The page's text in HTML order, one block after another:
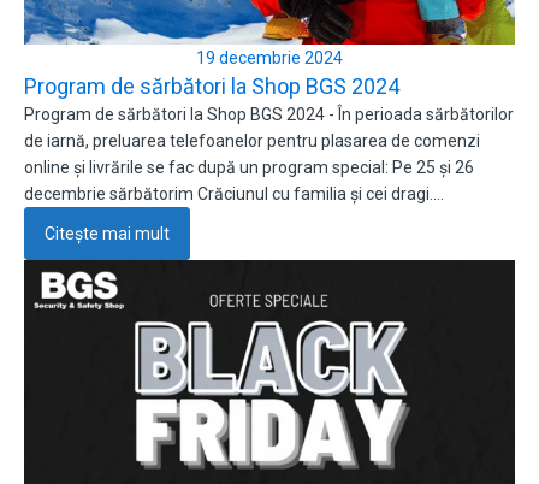
19 decembrie 2024
Program de sărbători la Shop BGS 2024
Program de sărbători la Shop BGS 2024 - În perioada sărbătorilor
de iarnă, preluarea telefoanelor pentru plasarea de comenzi
online și livrările se fac după un program special: Pe 25 și 26
decembrie sărbătorim Crăciunul cu familia și cei dragi.…
Citește mai mult